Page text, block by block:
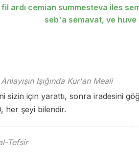
ardı cemian summesteva iles
seb'a semavat, ve huve
Işığında Kur'an Meali
sizin için yarattı, sonra iradesini
her şeyi bilendir.
Tefsir